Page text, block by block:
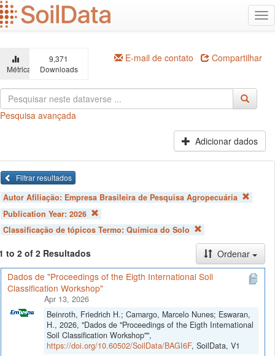
Ir
para
o
principal
Métricas
9,371
Downloads
E-mail de contato Compartilhar
Pesquisa avançada
Adicionar dados
Filtrar resultados
Autor Afiliação: Empresa Brasileira de Pesquisa Agropecuária
Publication Year: 2026
Classificação de tópicos Termo: Química do Solo
to 2 of 2 Resultados
Ordenar
Dados de "Proceedings of the Eigth International Soil
Classification Workshop"
Apr 13, 2026
Beinroth, Friedrich H.; Camargo, Marcelo Nunes; Eswaran,
H., 2026, "Dados de "Proceedings of the Eigth International
Soil Classification Workshop"",
https://doi.org/10.60502/SoilData/BAGI6F, SoilData, V1